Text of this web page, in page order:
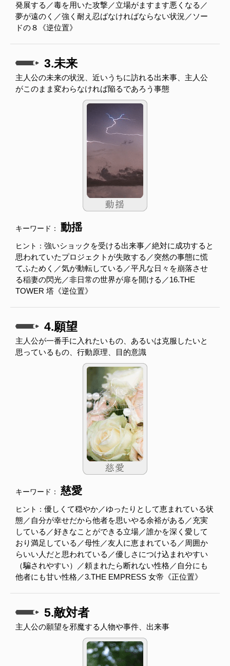
発展する／毒を用いた攻撃／立場がますます悪くなる／
夢が遠のく／強く耐え忍ばなければならない状況／ソー
ドの８《逆位置》
3.未来
主人公の未来の状況、近いうちに訪れる出来事、主人公
がこのまま変わらなければ陥るであろう事態
キーワード： 動揺
ヒント： 強いショックを受ける出来事／絶対に成功すると
思われていたプロジェクトが失敗する／突然の事態に慌
てふためく／気が動転している／平凡な日々を崩落させ
る稲妻の閃光／非日常の世界が扉を開ける／16.THE
TOWER 塔《逆位置》
4.願望
主人公が一番手に入れたいもの、あるいは克服したいと
思っているもの、行動原理、目的意識
キーワード： 慈愛
ヒント： 優しくて穏やか／ゆったりとして恵まれている状
態／自分が幸せだから他者を思いやる余裕がある／充実
している／好きなことができる立場／誰かを深く愛して
おり満足している／母性／友人に恵まれている／周囲か
らいい人だと思われている／優しさにつけ込まれやすい
（騙されやすい）／頼まれたら断れない性格／自分にも
他者にも甘い性格／3.THE EMPRESS 女帝《正位置》
5.敵対者
主人公の願望を邪魔する人物や事件、出来事